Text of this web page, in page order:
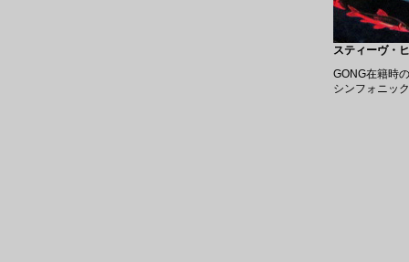
スティーヴ・
GONG在籍時
シンフォニッ